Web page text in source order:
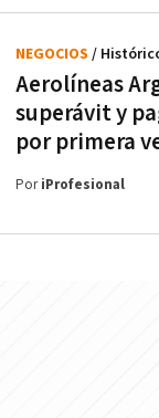
Aerolíneas
superávit y
por primera
NEGOCIOS /
PoriProfesional